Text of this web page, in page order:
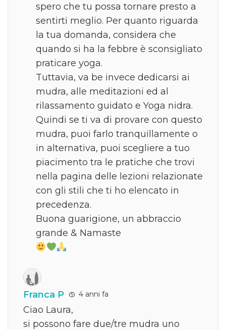
spero che tu possa tornare presto a
sentirti meglio. Per quanto riguarda
la tua domanda, considera che
quando si ha la febbre è sconsigliato
praticare yoga.
Tuttavia, va be invece dedicarsi ai
mudra, alle meditazioni ed al
rilassamento guidato e Yoga nidra.
Quindi se ti va di provare con questo
mudra, puoi farlo tranquillamente o
in alternativa, puoi scegliere a tuo
piacimento tra le pratiche che trovi
nella pagina delle lezioni relazionate
con gli stili che ti ho elencato in
precedenza.
Buona guarigione, un abbraccio
grande & Namaste
Franca P 4 anni fa
Ciao Laura,
si possono fare due/tre mudra uno